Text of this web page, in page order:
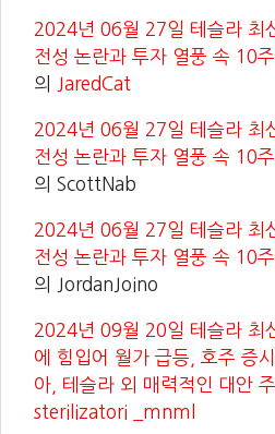
2024년 06월 27일 테슬라 최
전성 논란과 투자 열풍 속 10
의
JaredCat
2024년 06월 27일 테슬라 최
전성 논란과 투자 열풍 속 10
의 ScottNab
2024년 06월 27일 테슬라 최
전성 논란과 투자 열풍 속 10
의
JordanJoino
2024년 09월 20일 테슬라 최
에 힘입어 월가 급등, 호주 증
아, 테슬라 외 매력적인 대안
sterilizatori _mnml